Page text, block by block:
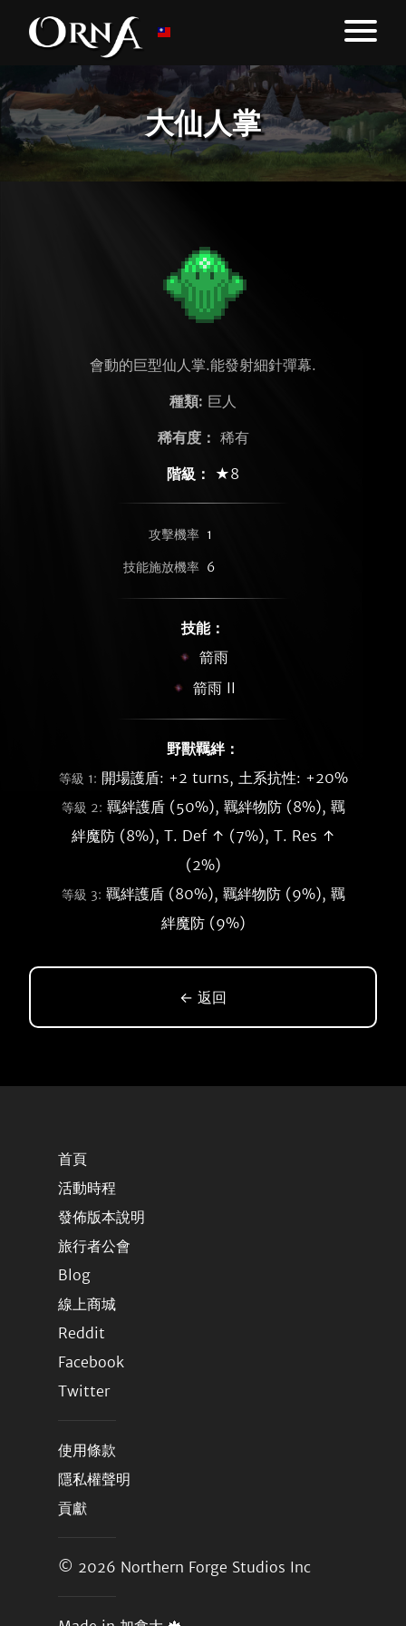
大仙人掌
會動的巨型仙人掌.能發射細針彈幕.
種類: 巨人
稀有度： 稀有
階級：
★8
攻擊機率 1
技能施放機率 6
技能：
箭雨
箭雨 II
野獸羈絆：
等級 1: 開場護盾: +2 turns, 土系抗性: +20%
等級 2: 羈絆護盾 (50%), 羈絆物防 (8%), 羈
絆魔防 (8%), T. Def ↑ (7%), T. Res ↑
(2%)
等級 3: 羈絆護盾 (80%), 羈絆物防 (9%), 羈
絆魔防 (9%)
← 返回
首頁
活動時程
發佈版本說明
旅行者公會
Blog
線上商城
Reddit
Facebook
Twitter
使用條款
隱私權聲明
貢獻
© 2026 Northern Forge Studios Inc